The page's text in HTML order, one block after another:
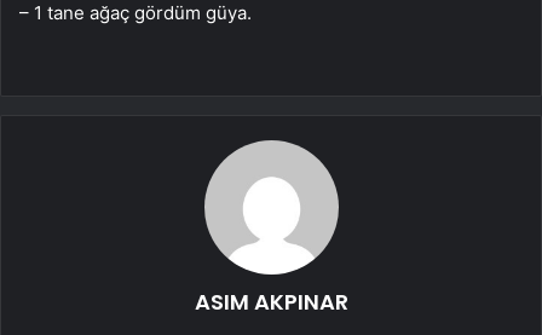
– 1 tane ağaç gördüm güya.
ASIM AKPINAR